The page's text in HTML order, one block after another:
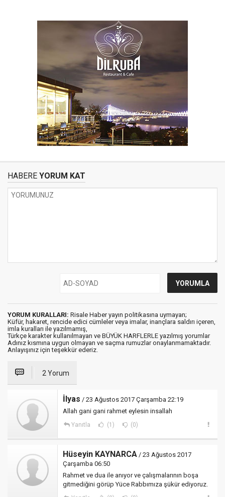
HABERE YORUM KAT
YORUM KURALLARI: Risale Haber yayın politikasına uymayan;
Küfür, hakaret, rencide edici cümleler veya imalar, inançlara saldırı içeren,
imla kuralları ile yazılmamış,
Türkçe karakter kullanılmayan ve BÜYÜK HARFLERLE yazılmış yorumlar
Adınız kısmına uygun olmayan ve saçma rumuzlar onaylanmamaktadır.
Anlayışınız için teşekkür ederiz.
2 Yorum
İlyas / 23 Ağustos 2017 Çarşamba 22:19
Allah gani gani rahmet eylesin insallah
Yanıtla (1) (0)
Hüseyin KAYNARCA / 23 Ağustos 2017
Çarşamba 06:50
Rahmet ve dua ile anıyor ve çalışmalarının boşa
gitmediğini görüp Yüce Rabbımıza şükür ediyoruz.